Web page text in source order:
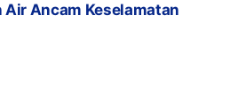
Ancam Keselamatan